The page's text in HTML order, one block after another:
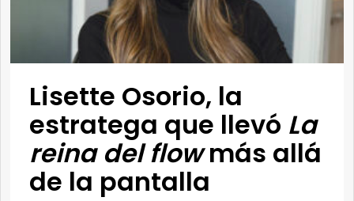
Lisette Osorio, la
estratega que llevó La
reina del flowmás allá
de la pantalla